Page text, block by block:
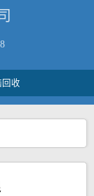
回收